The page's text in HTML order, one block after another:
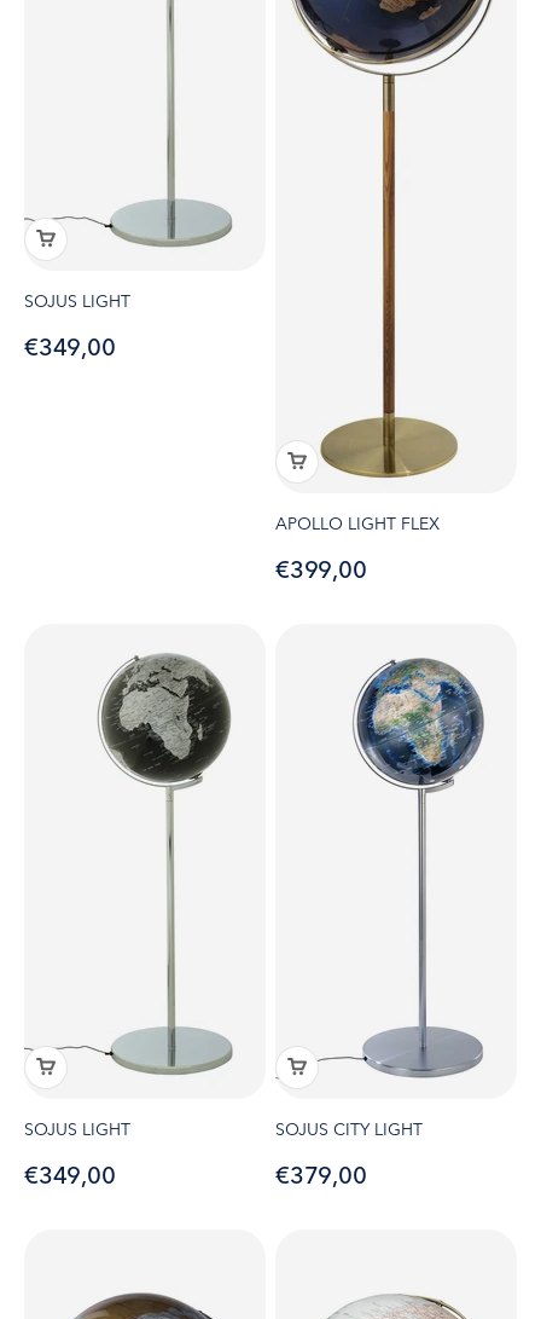
SOJUS LIGHT
Angebot
€349,00
APOLLO LIGHT FLEX
Angebot
€399,00
SOJUS LIGHT
Angebot
€349,00
SOJUS CITY LIGHT
Angebot
€379,00